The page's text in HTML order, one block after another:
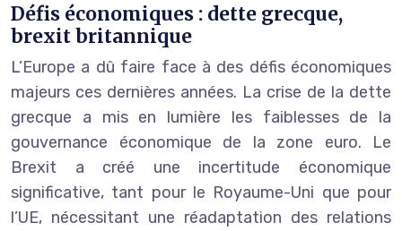
Défis économiques : dette grecque,
brexit britannique
L’Europe a dû faire face à des défis économiques
majeurs ces dernières années. La crise de la dette
grecque a mis en lumière les faiblesses de la
gouvernance économique de la zone euro. Le
Brexit a créé une incertitude économique
significative, tant pour le Royaume-Uni que pour
l’UE, nécessitant une réadaptation des relations